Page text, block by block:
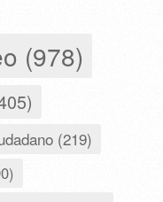
(978)
(219)